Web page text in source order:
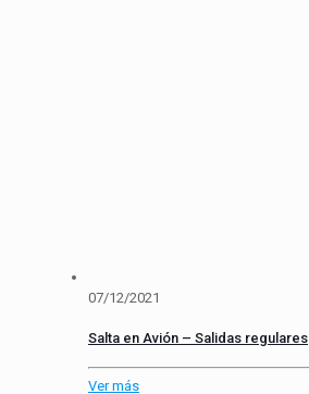
07/12/2021
Salta en Avión – Salidas regulares
Ver más